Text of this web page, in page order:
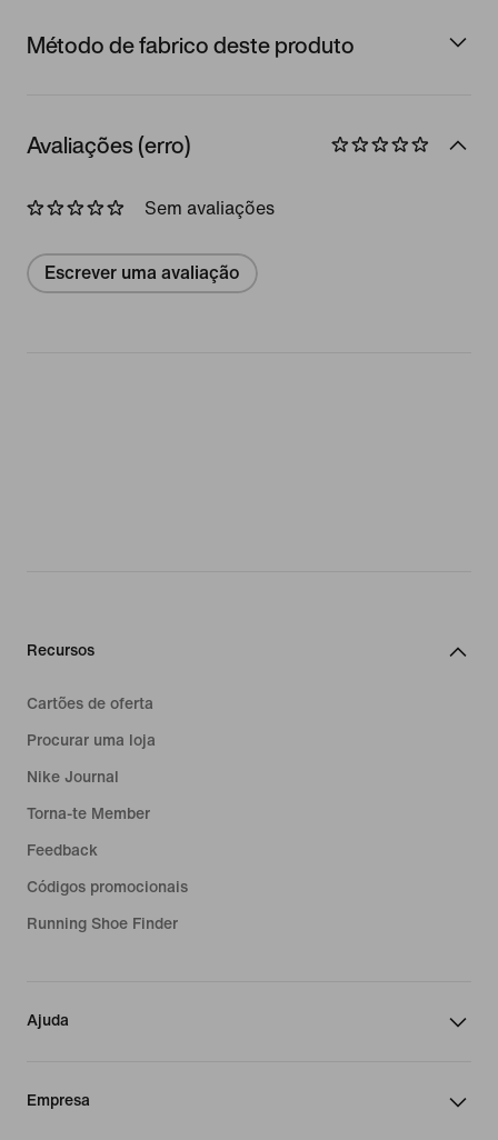
Método de fabrico deste produto
Avaliações (erro)
Sem avaliações
Escrever uma avaliação
Recursos
Cartões de oferta
Procurar uma loja
Nike Journal
Torna-te Member
Feedback
Códigos promocionais
Running Shoe Finder
Ajuda
Empresa